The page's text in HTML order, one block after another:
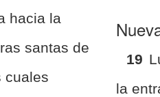
hacia la
santas de
cuales
19
la